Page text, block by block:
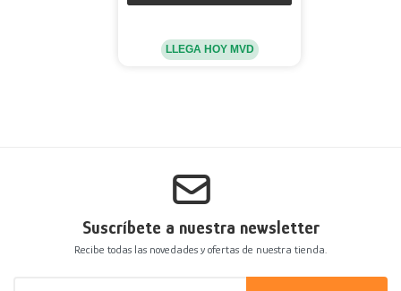
LLEGA HOY MVD
Suscríbete a nuestra newsletter
Recibe todas las novedades y ofertas de nuestra tienda.